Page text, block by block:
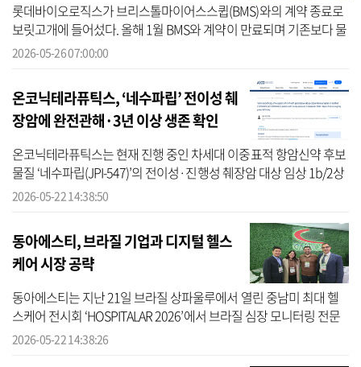
롯데바이오로직스가 브리스톨마이어스스큅(BMS)와의 계약 종료로
보릿고개에 들어섰다. 올해 1월 BMS와 계약이 만료되며 기존보다 물
량이 줄어 매출 감소가 나타나고 있는 것이다. 더욱이 롯데바이오로
2026-05-26 07:00:00
온코닉테라퓨틱스, ‘네수파립’ 전이성 췌
장암에 완전관해·3년 이상 생존 확인
온코닉테라퓨틱스는 현재 진행 중인 차세대 이중표적 항암신약 후보
물질 ‘네수파립(JPI-547)’의 전이성·진행성 췌장암 대상 임상 1b/2상
중 1b상 결과 일부를 세계 최고 권위의 암 학술대회인 미국임상종양
2026-05-22 14:38:50
동아에스티, 브라질 기업과 디지털 헬스
케어 시장 공략
동아에스티는 지난 21일 브라질 상파울루에서 열린 중남미 최대 헬
스케어 전시회 ‘HOSPITALAR 2026’에서 브라질 심장 모니터링 전문
기업 ‘CARDIOS’와 원격 환자 모니터링 솔루션 ‘하이카디 플러스’ 유통
2026-05-22 14:38:26